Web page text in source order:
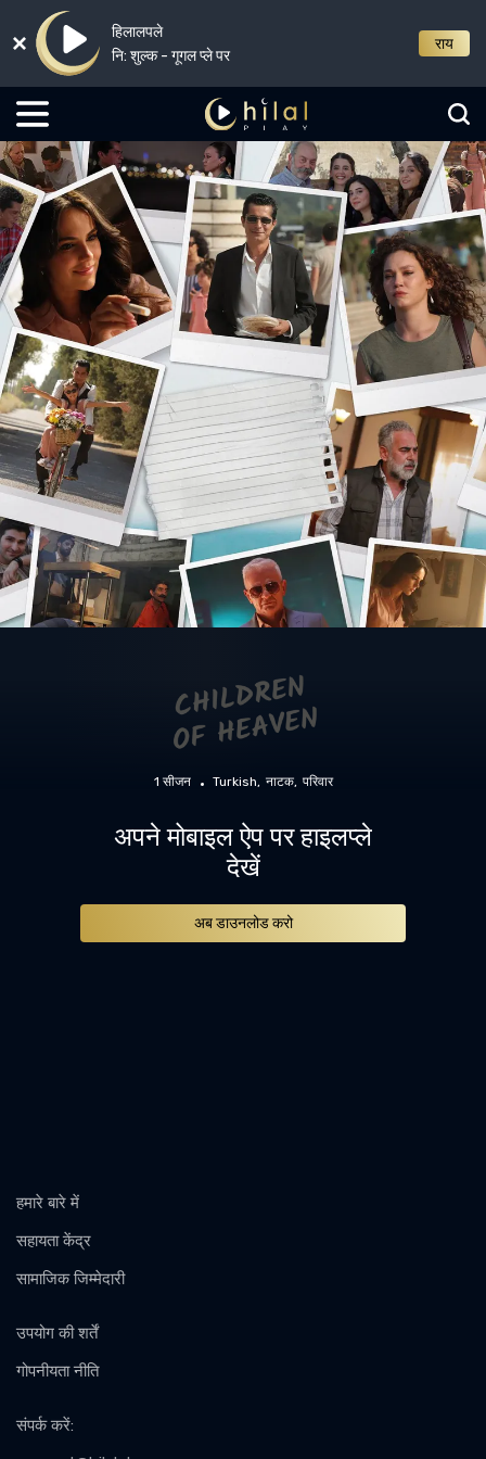
हिलालपले
नि: शुल्क - गूगल प्ले पर
राय
1 सीजन Turkish नाटक परिवार
अपने मोबाइल ऐप पर हाइलप्ले
देखें
अब डाउनलोड करो
हमारे बारे में
सहायता केंद्र
सामाजिक जिम्मेदारी
उपयोग की शर्तें
गोपनीयता नीति
संपर्क करें: